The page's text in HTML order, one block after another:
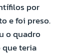
por
e foi preso.
o quadro
que teria